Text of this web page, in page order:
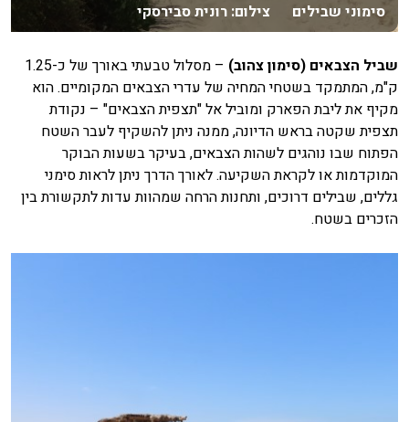
סימוני שבילים צילום: רונית סבירסקי
שביל הצבאים (סימון צהוב)
– מסלול טבעתי באורך של כ-1.25
ק"מ, המתמקד בשטחי המחיה של עדרי הצבאים המקומיים. הוא
מקיף את ליבת הפארק ומוביל אל "תצפית הצבאים" – נקודת
תצפית שקטה בראש הדיונה, ממנה ניתן להשקיף לעבר השטח
הפתוח שבו נוהגים לשהות הצבאים, בעיקר בשעות הבוקר
המוקדמות או לקראת השקיעה. לאורך הדרך ניתן לראות סימני
גללים, שבילים דרוכים, ותחנות הרחה שמהוות עדות לתקשורת בין
הזכרים בשטח.